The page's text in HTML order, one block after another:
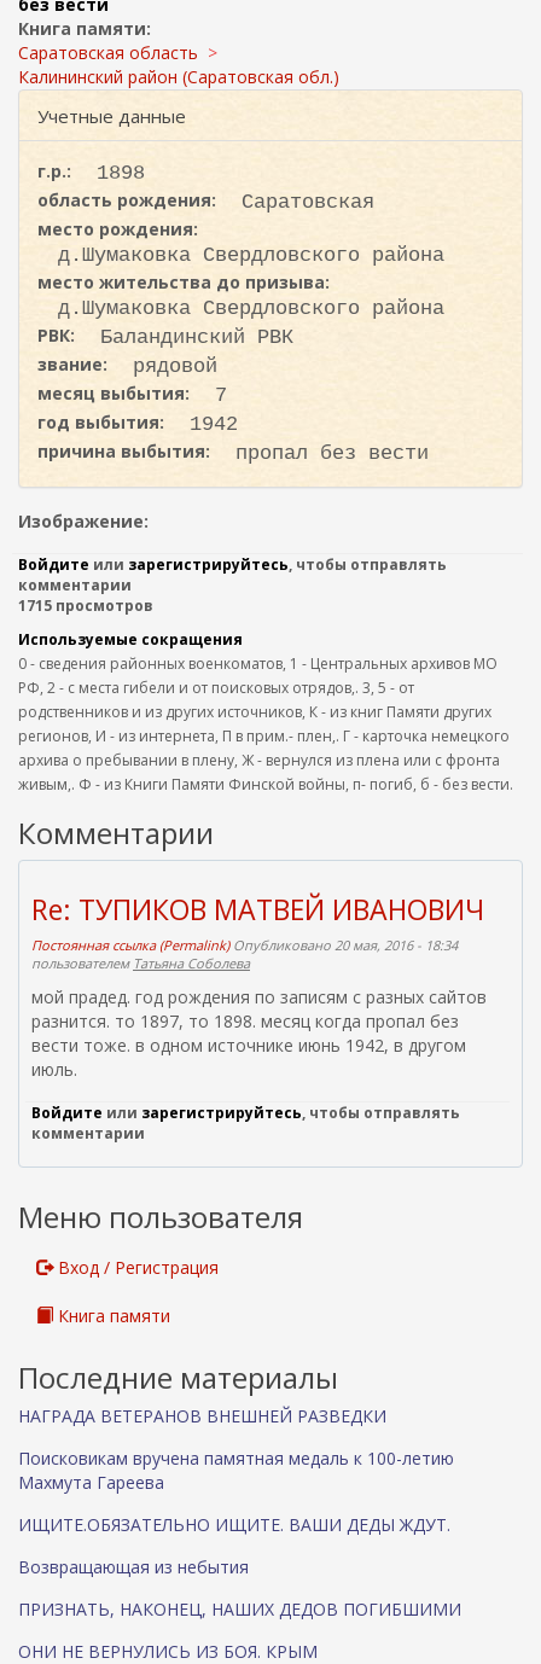
и
с
к
Книга памяти:
Саратовская область
Калининский район (Саратовская обл.)
Учетные данные
г.р.:
1898
область рождения:
Саратовская
место рождения:
д.Шумаковка Свердловского района
место жительства до призыва:
д.Шумаковка Свердловского района
РВК:
Баландинский РВК
звание:
рядовой
месяц выбытия:
7
год выбытия:
1942
причина выбытия:
пропал без вести
Изображение:
Войдите или зарегистрируйтесь, чтобы отправлять
комментарии
1715 просмотров
Используемые сокращения
0 - сведения районных военкоматов, 1 - Центральных архивов МО
РФ, 2 - с места гибели и от поисковых отрядов,. 3, 5 - от
родственников и из других источников, К - из книг Памяти других
регионов, И - из интернета, П в прим.- плен,. Г - карточка немецкого
архива о пребывании в плену, Ж - вернулся из плена или с фронта
живым,. Ф - из Книги Памяти Финской войны, п- погиб, б - без вести.
Комментарии
Re: ТУПИКОВ МАТВЕЙ ИВАНОВИЧ
Постоянная ссылка (Permalink)Опубликовано 20 мая, 2016 - 18:34
пользователем Татьяна Соболева
мой прадед. год рождения по записям с разных сайтов
разнится. то 1897, то 1898. месяц когда пропал без
вести тоже. в одном источнике июнь 1942, в другом
июль.
Войдите или зарегистрируйтесь, чтобы отправлять
комментарии
Меню пользователя
Вход / Регистрация
Книга памяти
Последние материалы
НАГРАДА ВЕТЕРАНОВ ВНЕШНЕЙ РАЗВЕДКИ
Поисковикам вручена памятная медаль к 100-летию
Махмута Гареева
ИЩИТЕ.ОБЯЗАТЕЛЬНО ИЩИТЕ. ВАШИ ДЕДЫ ЖДУТ.
Возвращающая из небытия
ПРИЗНАТЬ, НАКОНЕЦ, НАШИХ ДЕДОВ ПОГИБШИМИ
ОНИ НЕ ВЕРНУЛИСЬ ИЗ БОЯ. КРЫМ